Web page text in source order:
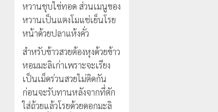
หวานชุบไข่ทอด ส่วนเมนูของ
หวานเป็นแตงโมแช่เย็นโรย
หน้าด้วยปลาแห้งคั่ว
สำหรับข้าวสวยต้องหุงด้วยข้าว
หอมมะลิเก่าเพราะจะเรียง
เป็นเม็ดร่วนสวยไม่ติดกัน
ก่อนจะรับทานหลังจากที่ตัก
ใส่ถ้วยแล้วโรยด้วยดอกมะลิ